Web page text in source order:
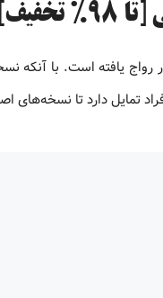
تمایل دارد تا